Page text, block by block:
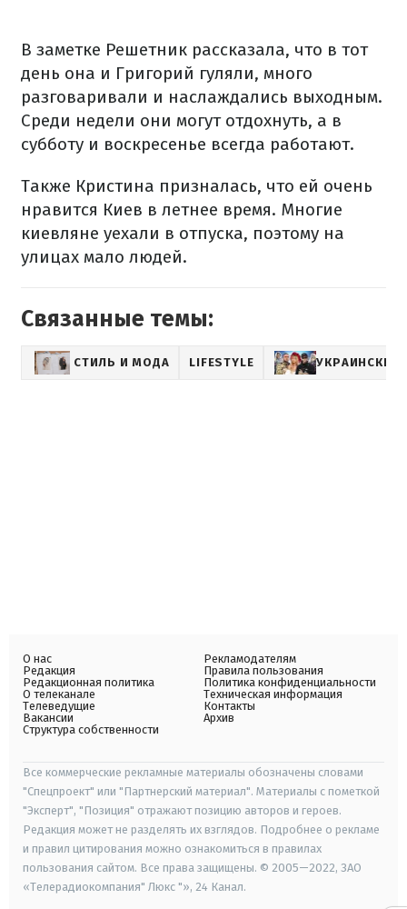
В заметке Решетник рассказала, что в тот
день она и Григорий гуляли, много
разговаривали и наслаждались выходным.
Среди недели они могут отдохнуть, а в
субботу и воскресенье всегда работают.
Также Кристина призналась, что ей очень
нравится Киев в летнее время. Многие
киевляне уехали в отпуска, поэтому на
улицах мало людей.
Связанные темы:
СТИЛЬ И МОДА LIFESTYLE УКРАИНСКИЕ
О нас
Редакция
Редакционная политика
О телеканале
Телеведущие
Вакансии
Структура собственности
Рекламодателям
Правила пользования
Политика конфиденциальности
Техническая информация
Контакты
Архив
Все коммерческие рекламные материалы обозначены словами
"Спецпроект" или "Партнерский материал". Материалы с пометкой
"Эксперт", "Позиция" отражают позицию авторов и героев.
Редакция может не разделять их взглядов. Подробнее о рекламе
и правил цитирования можно ознакомиться в правилах
пользования сайтом. Все права защищены. © 2005—2022, ЗАО
«Телерадиокомпания" Люкс "», 24 Канал.